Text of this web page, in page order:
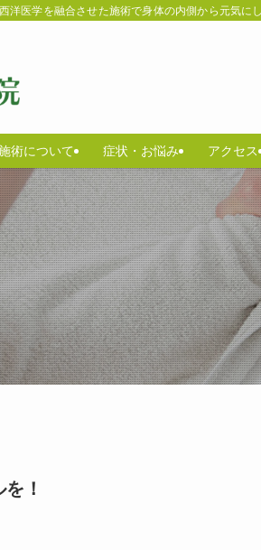
医学を融合させた施術で身体の内側から元気にし
術について 症状・お悩み アクセス
！